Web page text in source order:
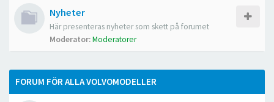
Nyheter
Här presenteras nyheter som skett på forumet
Moderator:Moderatorer
FORUM FÖR ALLA VOLVOMODELLER